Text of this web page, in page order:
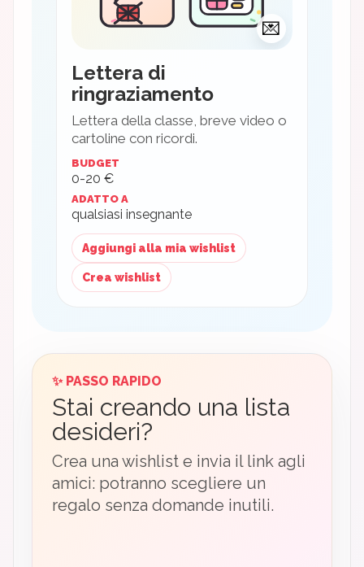
💌
Lettera di
ringraziamento
Lettera della classe, breve video o
cartoline con ricordi.
BUDGET
0-20 €
ADATTO A
qualsiasi insegnante
Aggiungi alla mia wishlist
Crea wishlist
✨ PASSO RAPIDO
Stai creando una lista
desideri?
Crea una wishlist e invia il link agli
amici: potranno scegliere un
regalo senza domande inutili.